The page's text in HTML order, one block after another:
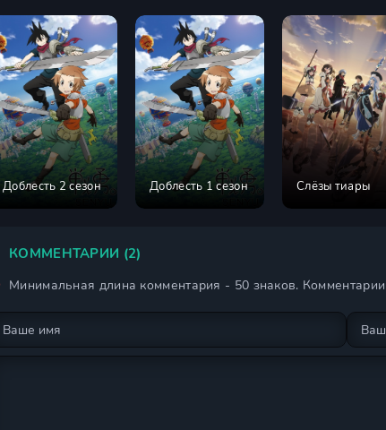
Доблесть 2 сезон Доблесть 1 сезон Слёзы тиары
КОММЕНТАРИИ (2)
Минимальная длина комментария - 50 знаков.